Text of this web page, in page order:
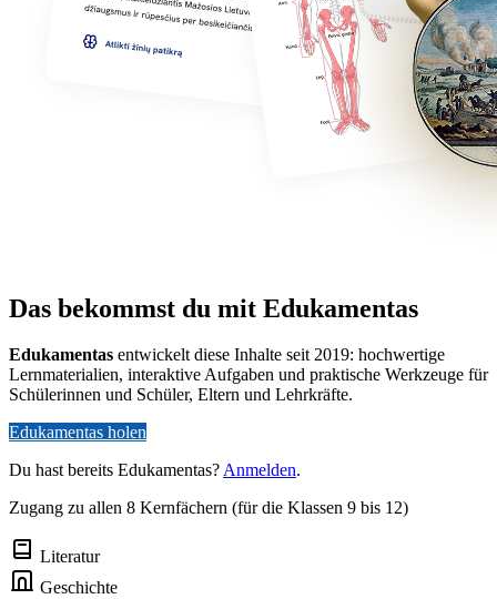
Das bekommst du mit Edukamentas
Edukamentas entwickelt diese Inhalte seit 2019: hochwertige
Lernmaterialien, interaktive Aufgaben und praktische Werkzeuge für
Schülerinnen und Schüler, Eltern und Lehrkräfte.
Edukamentas holen
Du hast bereits Edukamentas?Anmelden.
Zugang zu allen 8 Kernfächern (für die Klassen 9 bis 12)
Literatur
Geschichte